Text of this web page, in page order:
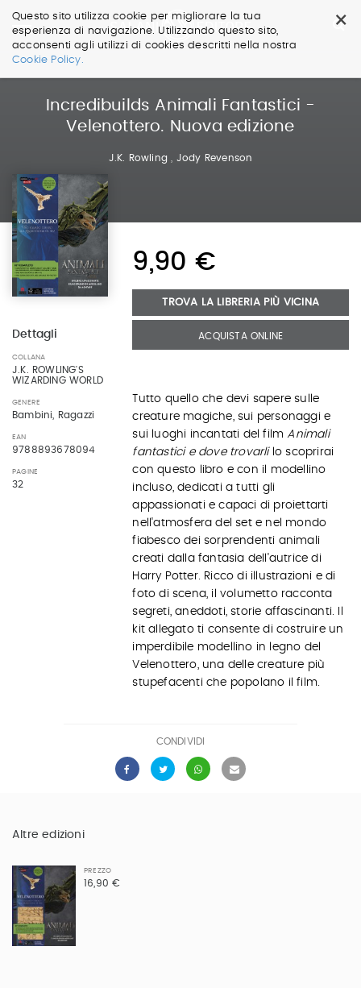
×
Questo sito utilizza cookie per migliorare la tua
esperienza di navigazione. Utilizzando questo sito,
acconsenti agli utilizzi di cookies descritti nella nostra
Cookie Policy.
Salta
Incredibuilds Animali Fantastici -
Velenottero. Nuova edizione
J.K. Rowling Jody Revenson
Dettagli
COLLANA
J.K. ROWLING'S
WIZARDING WORLD
GENERE
Bambini, Ragazzi
EAN
9788893678094
PAGINE
32
9,90 €
TROVA LA LIBRERIA PIÙ VICINA
ACQUISTA ONLINE
Tutto quello che devi sapere sulle
creature magiche, sui personaggi e
sui luoghi incantati del film Animali
fantastici e dove trovarlilo scoprirai
con questo libro e con il modellino
incluso, dedicati a tutti gli
appassionati e capaci di proiettarti
nell'atmosfera del set e nel mondo
fiabesco dei sorprendenti animali
creati dalla fantasia dell'autrice di
Harry Potter. Ricco di illustrazioni e di
foto di scena, il volumetto racconta
segreti, aneddoti, storie affascinanti. Il
kit allegato ti consente di costruire un
imperdibile modellino in legno del
Velenottero, una delle creature più
stupefacenti che popolano il film.
CONDIVIDI
Altre edizioni
PREZZO
16,90 €